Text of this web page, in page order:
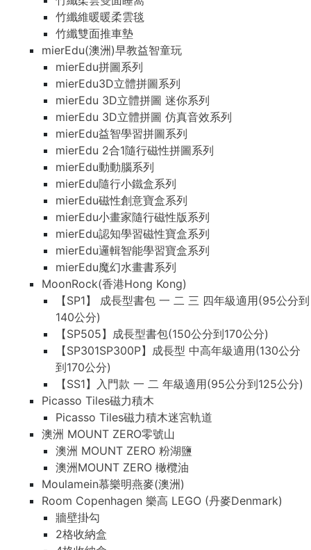
竹纖維暖暖柔雲毯
竹纖雙面推車墊
mierEdu(澳洲)早教益智童玩
mierEdu拼圖系列
mierEdu3D立體拼圖系列
mierEdu 3D立體拼圖 迷你系列
mierEdu 3D立體拼圖 仿真音效系列
mierEdu益智學習拼圖系列
mierEdu 2合1隨行磁性拼圖系列
mierEdu動動腦系列
mierEdu隨行小鐵盒系列
mierEdu磁性創意寶盒系列
mierEdu小畫家隨行磁性版系列
mierEdu認知學習磁性寶盒系列
mierEdu邏輯智能學習寶盒系列
mierEdu魔幻水畫書系列
MoonRock(香港Hong Kong)
【SP1】 成長型書包 一 二 三 四年級適用(95公分到
140公分)
【SP505】成長型書包(150公分到170公分)
【SP301SP300P】成長型 中高年級適用(130公分
到170公分)
【SS1】入門款 一 二 年級適用(95公分到125公分)
Picasso Tiles磁力積木
Picasso Tiles磁力積木迷宮軌道
澳洲 MOUNT ZERO零號山
澳洲 MOUNT ZERO 粉湖鹽
澳洲MOUNT ZERO 橄欖油
Moulamein慕樂明燕麥(澳洲)
Room Copenhagen 樂高 LEGO (丹麥Denmark)
牆壁掛勾
2格收納盒